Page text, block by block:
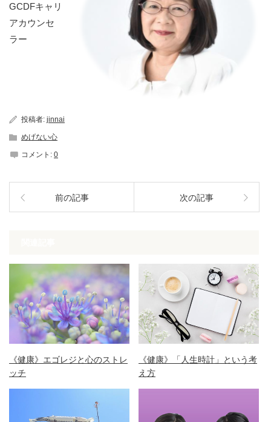
GCDFキャリ
アカウンセ
ラー
投稿者: jinnai
めげない心
コメント: 0
前の記事 次の記事
《健康》エゴレジと心のストレ
ッチ
《健康》「人生時計」という考
え方